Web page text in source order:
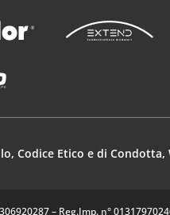
Codice Etico e di
– Reg.Imp. n°